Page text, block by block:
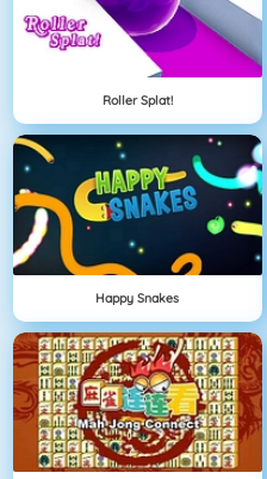
Roller Splat!
Happy Snakes